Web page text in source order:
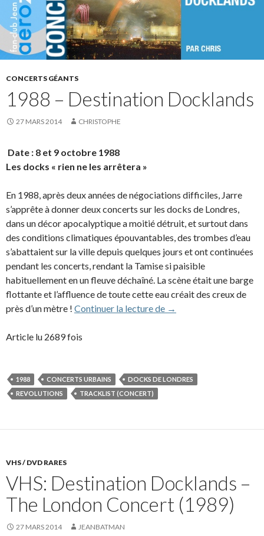
CONCERTS GÉANTS
1988 – Destination Docklands
27 MARS 2014 CHRISTOPHE
Date : 8 et 9 octobre 1988
Les docks « rien ne les arrêtera »
En 1988, après deux années de négociations difficiles, Jarre
s’apprête à donner deux concerts sur les docks de Londres,
dans un décor apocalyptique a moitié détruit, et surtout dans
des conditions climatiques épouvantables, des trombes d’eau
s’abattaient sur la ville depuis quelques jours et ont continuées
pendant les concerts, rendant la Tamise si paisible
habituellement en un fleuve déchaîné. La scène était une barge
flottante et l’affluence de toute cette eau créait des creux de
près d’un mètre ! Continuer la lecture de 1988 – Destination
→
Article lu 2689 fois
1988 CONCERTS URBAINS
DOCKS DE LONDRES
REVOLUTIONS
TRACKLIST (CONCERT)
VHS / DVD RARES
VHS: Destination Docklands –
The London Concert (1989)
27 MARS 2014 JEANBATMAN